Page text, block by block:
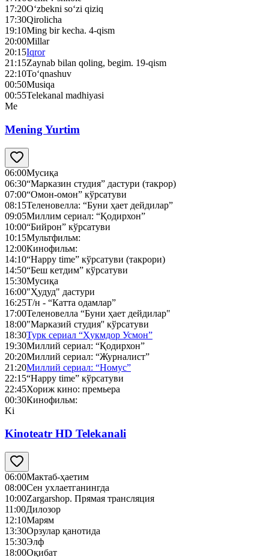
17:20O‘zbekni so‘zi qiziq
17:30Qirolicha
19:10Ming bir kecha. 4-qism
20:00Millar
20:15Iqror
21:15Zaynab bilan qoling, begim. 19-qism
22:10To‘qnashuv
00:50Musiqa
00:55Telekanal madhiyasi
Me
Mening Yurtim
06:00Мусиқа
06:30“Марказин студия” дастури (такрор)
07:00“Омон-омон” кўрсатуви
08:15Теленовелла: “Буни ҳает дейдилар”
09:05Миллим сериал: “Қодирхон”
10:00“Бийрон” кўрсатуви
10:15Мультфильм:
12:00Кинофильм:
14:10“Happy time” кўрсатуви (такрори)
14:50“Беш кетдим” кўрсатуви
15:30Мусиқа
16:00"Ҳудуд" дастури
16:25Т/н - “Катта одамлар”
17:00Теленовелла “Буни ҳает дейдилар"
18:00"Марказий студия'' кўрсатуви
18:30Турк сериал “Ҳукмдор Усмон”
19:30Миллий сериал: “Қодирхон”
20:20Миллий сериал: “Журналист”
21:20Миллий сериал: “Номус”
22:15“Happy time” кўрсатуви
22:45Хориж кино: премьера
00:30Кинофильм:
Ki
Kinoteatr HD Telekanali
06:00Мактаб-ҳаетим
08:00Сен ухлаетганингда
10:00Zargarshop. Прямая трансляция
11:00Дилозор
12:10Марям
13:30Орзулар қанотида
15:30Элф
18:00Оқибат